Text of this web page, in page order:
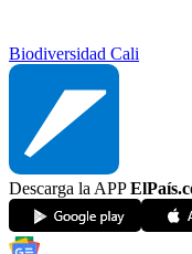
Biodiversidad Cali
Descarga la APP